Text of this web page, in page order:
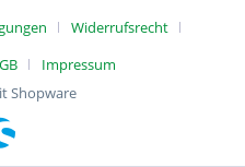
Widerrufsrecht
Impressum
Shopware